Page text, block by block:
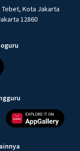
Tebet, Kota Jakarta
12860